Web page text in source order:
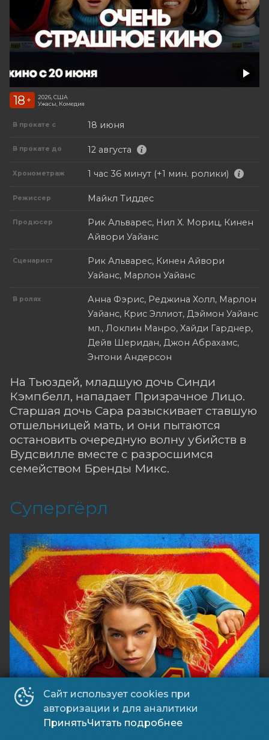
18 +
2026, США
Ужасы, Комедия
В прокате с 18 июня
В прокате до 12 августа
Хронометраж 1 час 36 минут (+1 мин. ролики)
Режиссер Майкл Тиддес
Продюсер
Рик Альварес, Нил Х. Мориц, Кинен
Айвори Уайанс
Сценарист
Рик Альварес, Кинен Айвори
Уайанс, Марлон Уайанс
В ролях
Анна Фэрис, Реджина Холл, Марлон
Уайанс, Крис Эллиот, Дэймон Уайанс
мл., Локлин Манро, Хайди Гарднер,
Дейв Шеридан, Джон Абрахамс,
Энтони Андерсон
На Тьюздей, младшую дочь Синди
Кэмпбелл, нападает Призрачное Лицо.
Старшая дочь Сара разыскивает ставшую
отшельницей мать, и они пытаются
остановить очередную волну убийств в
Вудсвилле вместе с разросшимся
семейством Бренды Микс.
Супергёрл
Сайт использует cookies при
авторизации и для аналитики
ПринятьЧитать подробнее